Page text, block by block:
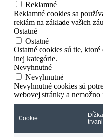
Reklamné
Reklamné cookies sa
reklám na základe vašich
Ostatné
Ostatné
Ostatné cookies sú tie, ktoré
inej kategórie.
Nevyhnutné
Nevyhnutné
Nevyhnutné cookies sú
webovej stránky a
Cookie
Dĺžka